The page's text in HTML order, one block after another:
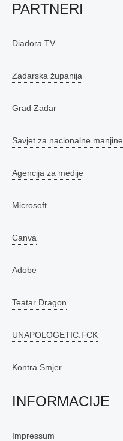
PARTNERI
Diadora TV
Zadarska županija
Grad Zadar
Savjet za nacionalne manjine
Agencija za medije
Microsoft
Canva
Adobe
Teatar Dragon
UNAPOLOGETIC.FCK
Kontra Smjer
INFORMACIJE
Impressum